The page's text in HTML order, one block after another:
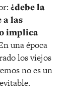
¿debe la
a las
implica
unaépoca
los viejos
no es un